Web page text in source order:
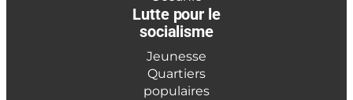
Lutte pour le
socialisme
Jeunesse
Quartiers
populaires